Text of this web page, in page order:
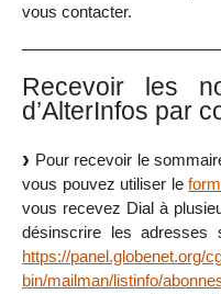
vous contacter.
Recevoir les
d’AlterInfos par
Pour recevoir le
vous pouvez utiliser le
vous recevez Dial à
désinscrire les adresses
https://panel.globenet.org/
bin/mailman/listinfo/